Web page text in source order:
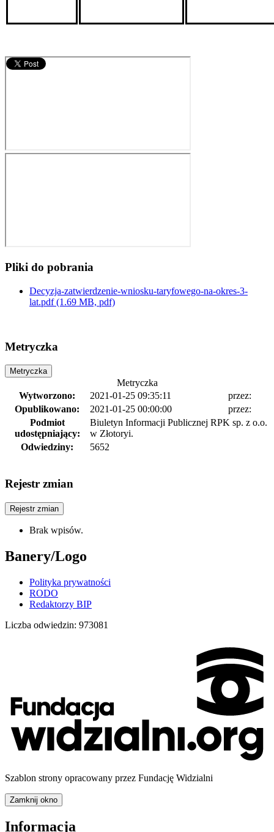
Pliki do pobrania
Decyzja-zatwierdzenie-wniosku-taryfowego-na-okres-3-
lat.pdf(1.69 MB, pdf)
Metryczka
Metryczka
Metryczka
Wytworzono:
2021-01-25 09:35:11
przez:
Opublikowano:
2021-01-25 00:00:00
przez:
Podmiot
udostępniający:
Biuletyn Informacji Publicznej RPK sp. z o.o.
w Złotoryi.
Odwiedziny:
5652
Rejestr zmian
Rejestr zmian
Brak wpisów.
Banery/Logo
Polityka prywatności
RODO
Redaktorzy BIP
Liczba odwiedzin: 973081
Szablon strony opracowany przez Fundację Widzialni
Zamknij okno
Informacja